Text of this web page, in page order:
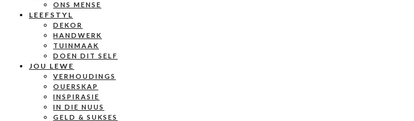
ONS MENSE
LEEFSTYL
DEKOR
HANDWERK
TUINMAAK
DOEN DIT SELF
JOU LEWE
VERHOUDINGS
OUERSKAP
INSPIRASIE
IN DIE NUUS
GELD & SUKSES